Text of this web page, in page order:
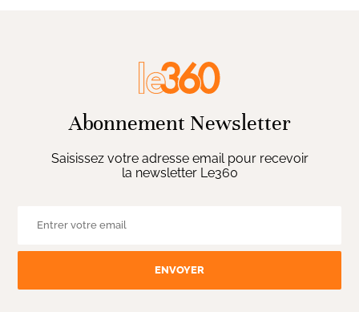
Abonnement Newsletter
Saisissez votre adresse email pour recevoir
la newsletter Le360
ENVOYER